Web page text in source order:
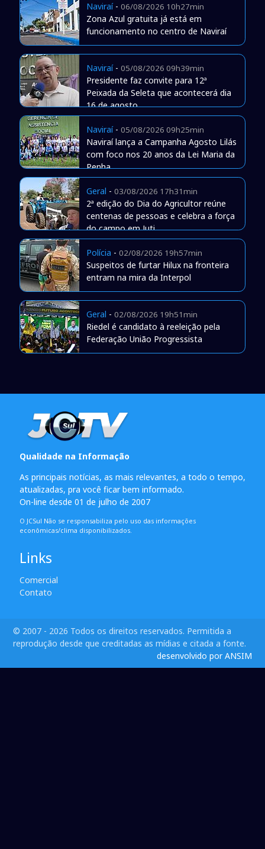
Naviraí- 06/08/2026 10h27min
Zona Azul gratuita já está em
funcionamento no centro de Naviraí
Naviraí- 05/08/2026 09h39min
Presidente faz convite para 12ª
Peixada da Seleta que acontecerá dia
16 de agosto
Naviraí- 05/08/2026 09h25min
Naviraí lança a Campanha Agosto Lilás
com foco nos 20 anos da Lei Maria da
Penha
Geral - 03/08/2026 17h31min
2ª edição do Dia do Agricultor reúne
centenas de pessoas e celebra a força
do campo em Juti
Polícia - 02/08/2026 19h57min
Suspeitos de furtar Hilux na fronteira
entram na mira da Interpol
Geral - 02/08/2026 19h51min
Riedel é candidato à reeleição pela
Federação União Progressista
Qualidade na Informação
As principais notícias, as mais relevantes, a todo o tempo,
atualizadas, pra você ficar bem informado.
On-line desde 01 de julho de 2007
O JCSul Não se responsabiliza pelo uso das informações
econômicas/clima disponibilizados.
Links
Comercial
Contato
© 2007 - 2026 Todos os direitos reservados. Permitida a
reprodução desde que creditadas as mídias e citada a fonte.
desenvolvido por ANSIM